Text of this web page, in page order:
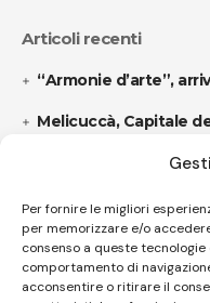
Per fornire le migliori
per memorizzare e/o
consenso a queste
comportamento di
acconsentire o ritirare il
Articoli recenti
“Armonie d’arte”,
Melicuccà, Capitale
© A.C.I.D.I. Associazione
APS - Codice Fiscale